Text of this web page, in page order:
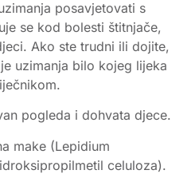
posavjetovati s
se kod bolesti štitnjače,
Ako ste trudni ili dojite,
uzimanja bilo kojeg lijeka
pogleda i dohvata djece.
make (Lepidium
celuloza).